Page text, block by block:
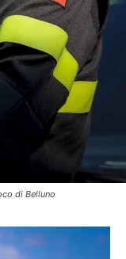
di Belluno